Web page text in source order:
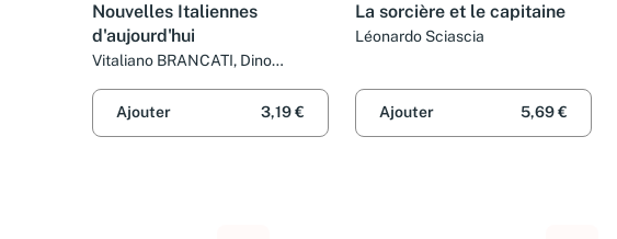
Nouvelles Italiennes
d'aujourd'hui
Vitaliano BRANCATI, Dino
CELATI, Alberto MORAVIA, Luigi
PIRANDELLO et Leonardo
Ajouter 3,19 €
La sorcière et le capitaine
Léonardo Sciascia
Ajouter 5,69 €